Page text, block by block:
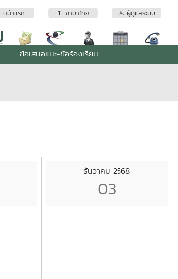
หน้าแรก ภาษาไทย ผู้ดูแลระบบ
ข้อเสนอแนะ-ข้อร้องเรียน
ธันวาคม 2568
03